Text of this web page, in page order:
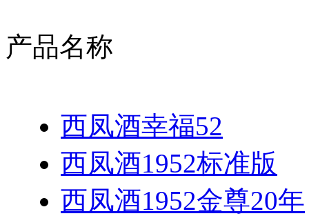
产品名称
西凤酒幸福52
西凤酒1952标准版
西凤酒1952金尊20年